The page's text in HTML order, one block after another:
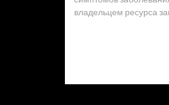
владельцем ресурса